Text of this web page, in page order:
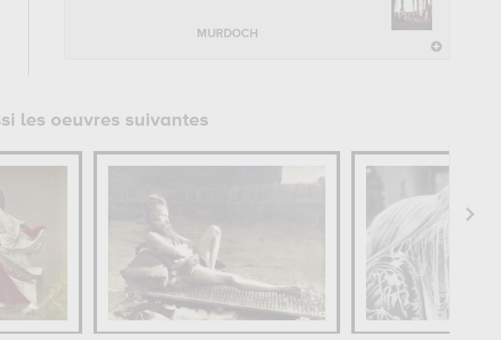
MURDOCH
les oeuvres suivantes